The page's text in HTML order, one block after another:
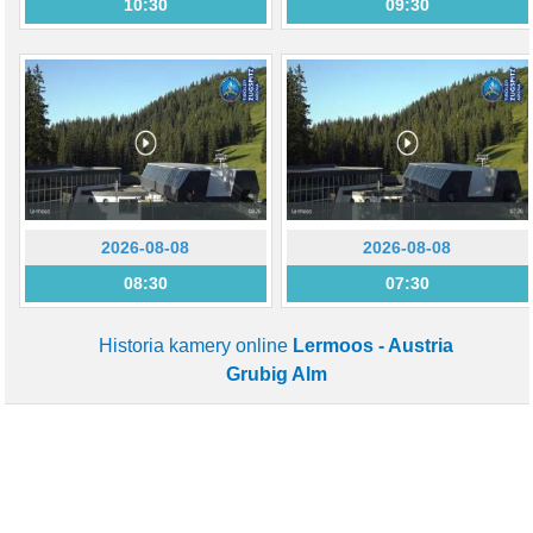
10:30 09:30
2026-08-08
08:30
2026-08-08
07:30
Historia kamery online Lermoos - Austria
Grubig Alm